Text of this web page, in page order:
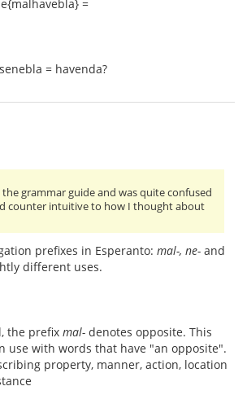
=
= havenda?
grammar guide and was quite confused
counter intuitive to how I thought about
prefixes in Esperanto: mal-, ne- and
different uses.
the prefix mal- denotes opposite. This
use with words that have "an opposite".
property, manner, action, location